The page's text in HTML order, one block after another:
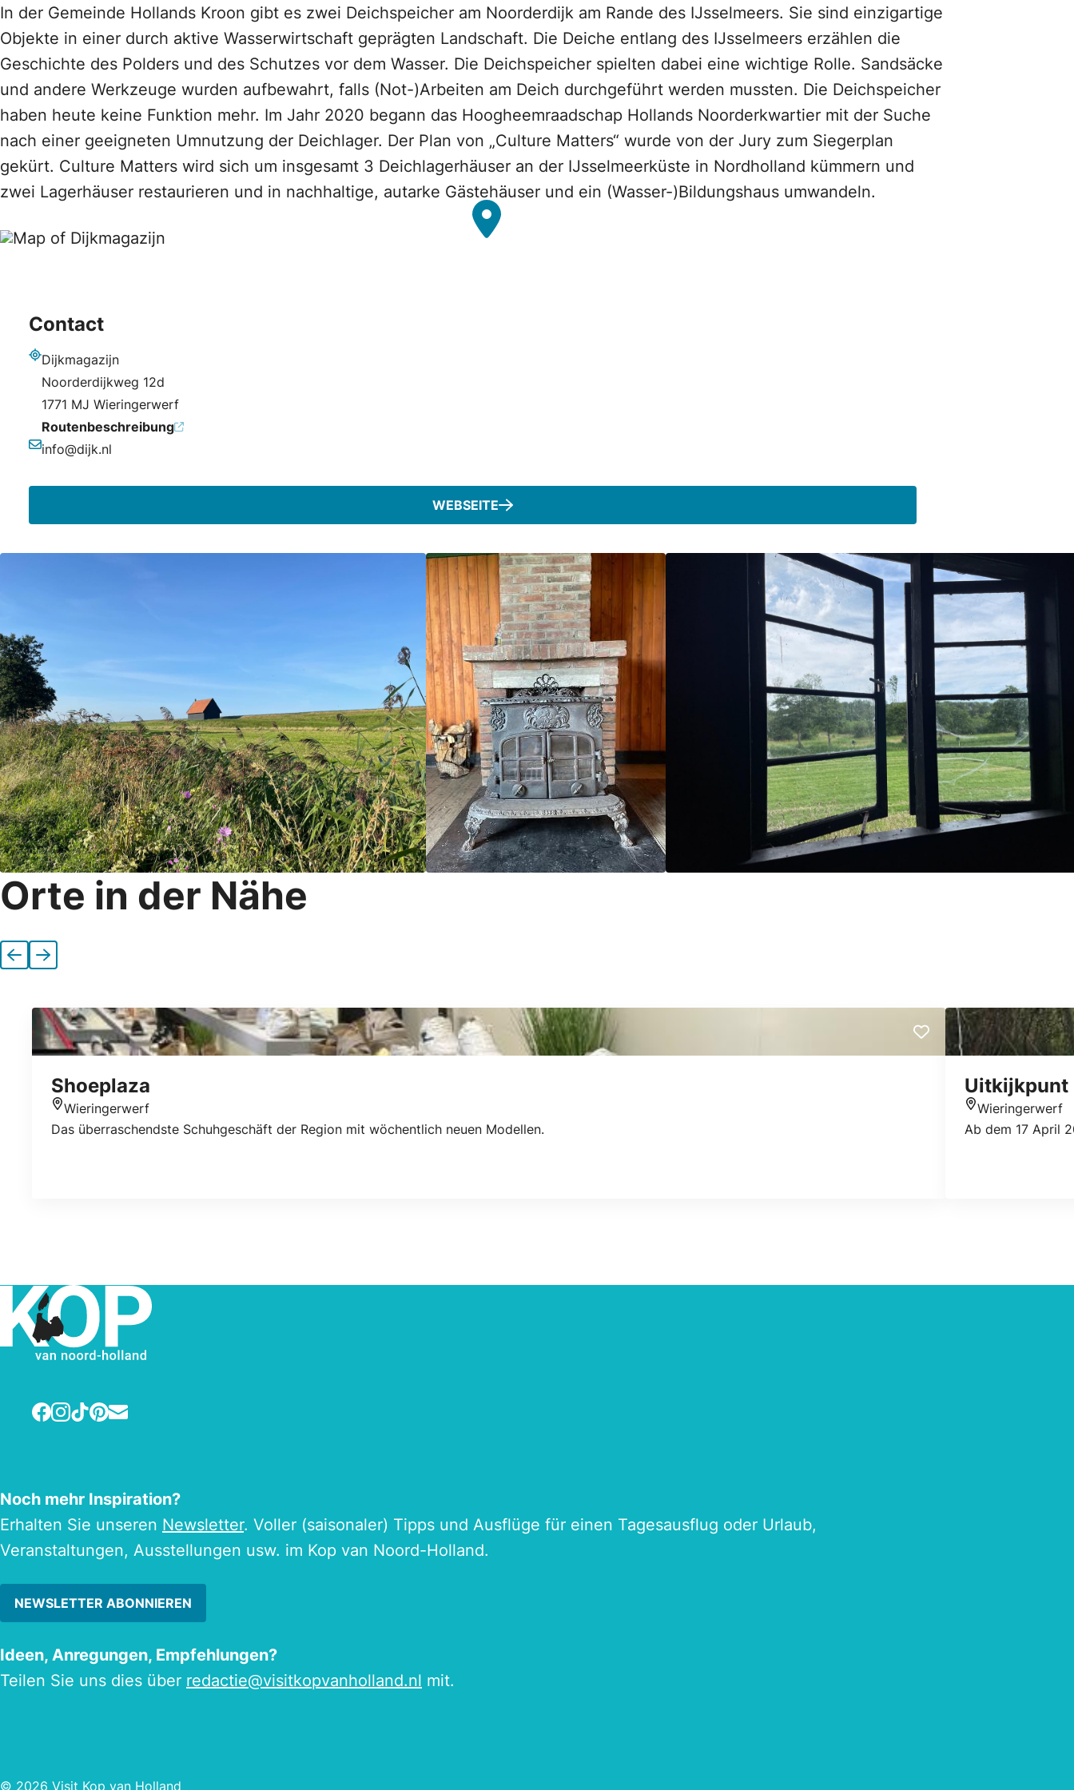
In der Gemeinde Hollands Kroon gibt es zwei Deichspeicher am Noorderdijk am Rande des IJsselmeers. Sie sind einzigartige
Objekte in einer durch aktive Wasserwirtschaft geprägten Landschaft. Die Deiche entlang des IJsselmeers erzählen die
Geschichte des Polders und des Schutzes vor dem Wasser. Die Deichspeicher spielten dabei eine wichtige Rolle. Sandsäcke
und andere Werkzeuge wurden aufbewahrt, falls (Not-)Arbeiten am Deich durchgeführt werden mussten. Die Deichspeicher
haben heute keine Funktion mehr. Im Jahr 2020 begann das Hoogheemraadschap Hollands Noorderkwartier mit der Suche
nach einer geeigneten Umnutzung der Deichlager. Der Plan von „Culture Matters“ wurde von der Jury zum Siegerplan
gekürt. Culture Matters wird sich um insgesamt 3 Deichlagerhäuser an der IJsselmeerküste in Nordholland kümmern und
zwei Lagerhäuser restaurieren und in nachhaltige, autarke Gästehäuser und ein (Wasser-)Bildungshaus umwandeln.
Contact
Adresse
Dijkmagazijn
Noorderdijkweg 12d
1771 MJ Wieringerwerf
Routenbeschreibung
E-Mail-Adresse
info@dijk.nl
WEBSEITE
Orte in der Nähe
Vorherige
Nächste
Shoeplaza
Standort
Wieringerwerf
Das überraschendste Schuhgeschäft der Region mit wöchentlich neuen Modellen.
Uitkijkpunt
Standort
Wieringerwerf
Ab dem 17 April
Facebook
Instagram
TikTok
Pinterest
E-mail
Noch mehr Inspiration?
Erhalten Sie unseren Newsletter. Voller (saisonaler) Tipps und Ausflüge für einen Tagesausflug oder Urlaub,
Veranstaltungen, Ausstellungen usw. im Kop van Noord-Holland.
NEWSLETTER ABONNIEREN
Ideen, Anregungen, Empfehlungen?
Teilen Sie uns dies über redactie@visitkopvanholland.nl mit.
© 2026 Visit Kop van Holland